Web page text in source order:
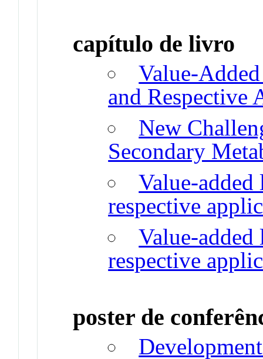
capítulo de livro
Value-
and Respective
New
Secondary
Value-
respective
Value-
respective
poster de